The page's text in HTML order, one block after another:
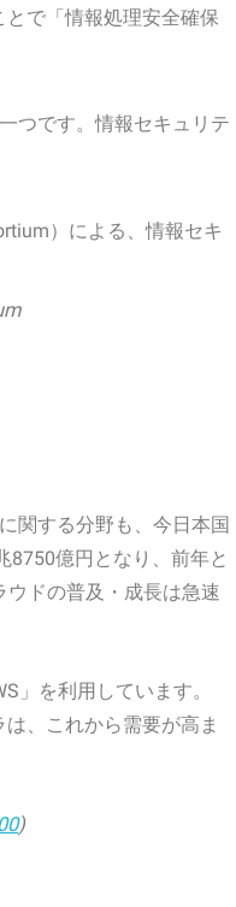
で「情報処理安全確保
つです。情報セキュリテ
）による、情報セキ
関する分野も、今日本国
8750億円となり、前年と
ウドの普及・成長は急速
」を利用しています。
、これから需要が高ま
)